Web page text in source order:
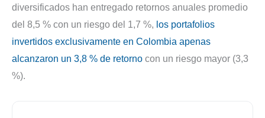
diversificados han entregado retornos anuales promedio
del 8,5 % con un riesgo del 1,7 %, los portafolios
invertidos exclusivamente en Colombia apenas
alcanzaron un 3,8 % de retorno con un riesgo mayor (3,3
%).